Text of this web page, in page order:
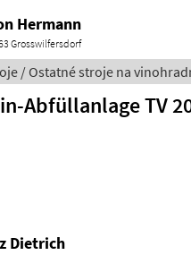
Hermann
Grosswilfersdorf
/ Ostatné stroje na
Abfüllanlage TV
Dietrich